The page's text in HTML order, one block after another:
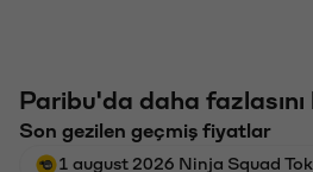
Paribu'da daha
Son gezilen geçmiş fiyatlar
1 august 2026 Ninja Squad